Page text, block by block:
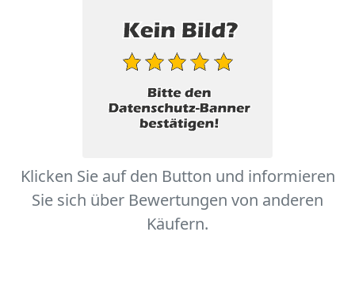
Klicken Sie auf den Button und informieren
Sie sich über Bewertungen von anderen
Käufern.